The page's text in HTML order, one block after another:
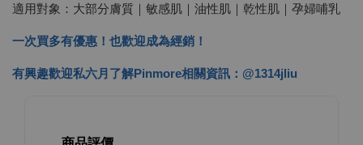
適用對象：大部分膚質｜敏感肌｜油性肌｜乾性肌｜孕婦哺乳
一次買多有優惠！也歡迎成為經銷！
有興趣歡迎私六月了解Pinmore相關資訊：@1314jliu